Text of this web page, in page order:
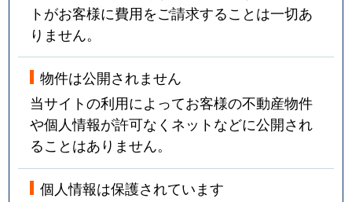
トがお客様に費用をご請求することは一切あ
りません。
物件は公開されません
当サイトの利用によってお客様の不動産物件
や個人情報が許可なくネットなどに公開され
ることはありません。
個人情報は保護されています